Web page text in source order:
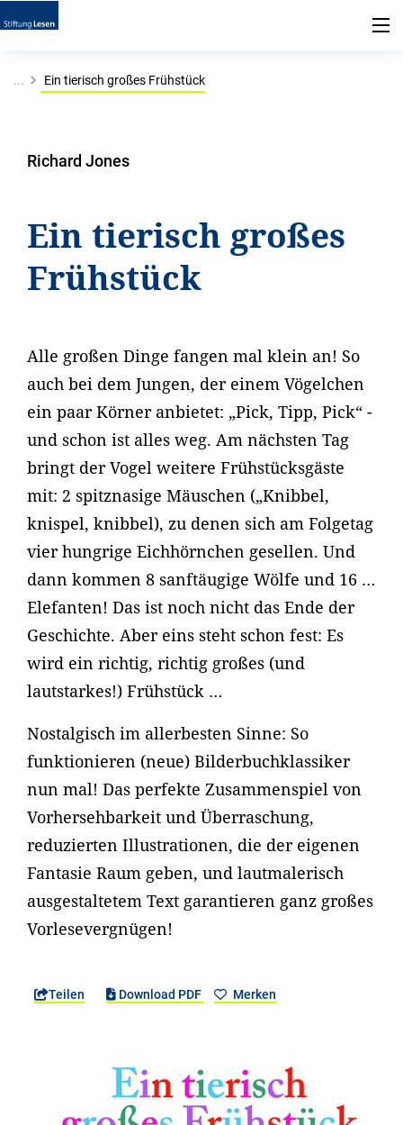
... Ein tierisch großes Frühstück
Richard Jones
Ein tierisch großes
Frühstück
Alle großen Dinge fangen mal klein an! So
auch bei dem Jungen, der einem Vögelchen
ein paar Körner anbietet: „Pick, Tipp, Pick“ -
und schon ist alles weg. Am nächsten Tag
bringt der Vogel weitere Frühstücksgäste
mit: 2 spitznasige Mäuschen („Knibbel,
knispel, knibbel), zu denen sich am Folgetag
vier hungrige Eichhörnchen gesellen. Und
dann kommen 8 sanftäugige Wölfe und 16 …
Elefanten! Das ist noch nicht das Ende der
Geschichte. Aber eins steht schon fest: Es
wird ein richtig, richtig großes (und
lautstarkes!) Frühstück …
Nostalgisch im allerbesten Sinne: So
funktionieren (neue) Bilderbuchklassiker
nun mal! Das perfekte Zusammenspiel von
Vorhersehbarkeit und Überraschung,
reduzierten Illustrationen, die der eigenen
Fantasie Raum geben, und lautmalerisch
ausgestaltetem Text garantieren ganz großes
Vorlesevergnügen!
Teilen Download PDF Merken